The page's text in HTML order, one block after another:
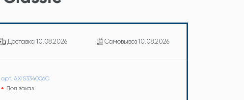
Доставка 10.08.2026 Самовывоз10.08.2026
арт. AXIS334006C
Под заказ